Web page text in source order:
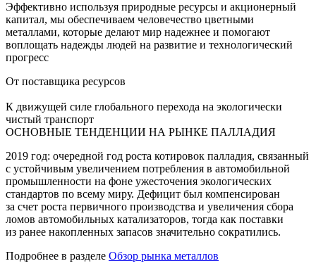
Эффективно используя природные ресурсы и акционерный
капитал, мы обеспечиваем человечество цветными
металлами, которые делают мир надежнее и помогают
воплощать надежды людей на развитие и технологический
прогресс
От поставщика ресурсов
К движущей силе глобального перехода на экологически
чистый транспорт
ОСНОВНЫЕ ТЕНДЕНЦИИ НА РЫНКЕ ПАЛЛАДИЯ
2019 год: очередной год роста котировок палладия, связанный
с устойчивым увеличением потребления в автомобильной
промышленности на фоне ужесточения экологических
стандартов по всему миру. Дефицит был компенсирован
за счет роста первичного производства и увеличения сбора
ломов автомобильных катализаторов, тогда как поставки
из ранее накопленных запасов значительно сократились.
Подробнее в разделе Обзор рынка металлов